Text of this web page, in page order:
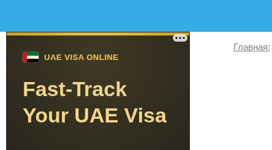
Главная: